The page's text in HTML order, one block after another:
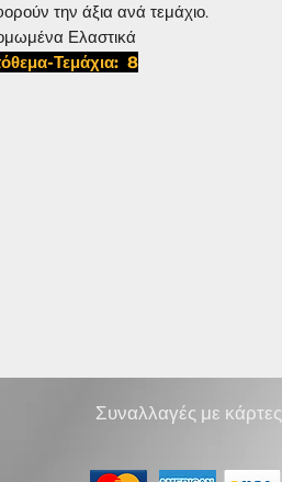
την άξια ανά τεμάχιο.
Ελαστικά
Τεμάχια: 8
Συναλλαγές με κάρτες